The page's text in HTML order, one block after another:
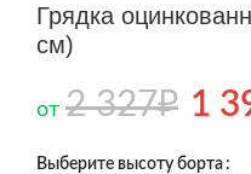
Грядка
см)
от 2 327₽ 1
Выберите высоту борта